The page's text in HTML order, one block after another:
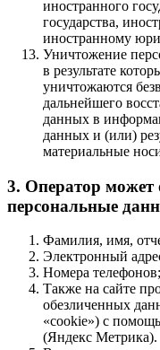
иностранного
государства,
иностранному
Уничтожение
в результате
уничтожаются
дальнейшего
данных в
данных и (или)
материальные
3. Оператор может
персональные
Фамилия, имя,
Электронный
Номера телефонов;
Также на сайте
обезличенных
«cookie») с
(Яндекс Метрика).